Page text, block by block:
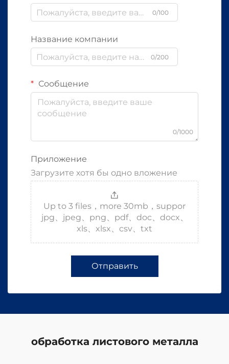
0/100
Название компании
0/200
Сообщение
0/1000
Приложение
Загрузите хотя бы одно вложение
Up to 3 files，more 30mb，suppor
jpg、jpeg、png、pdf、doc、docx、
xls、xlsx、csv、txt
Отправить
обработка листового металла